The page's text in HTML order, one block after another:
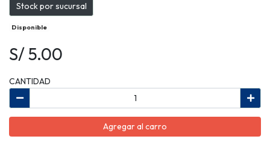
Stock por sucursal
Disponible
S/ 5.00
CANTIDAD
Agregar al carro